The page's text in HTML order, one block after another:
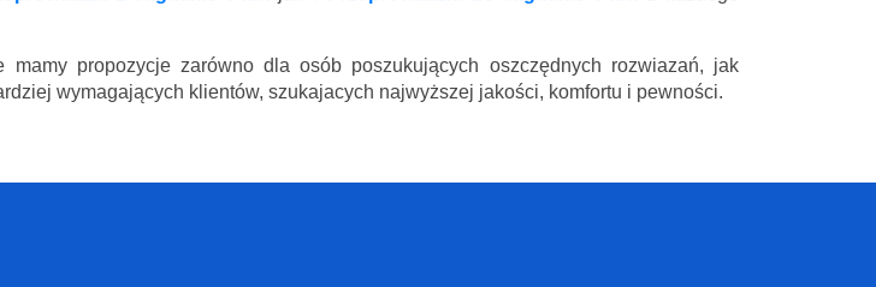
mamy propozycje zarówno dla osób poszukujących oszczędnych rozwiazań, jak
wymagających klientów, szukajacych najwyższej jakości, komfortu i pewności.